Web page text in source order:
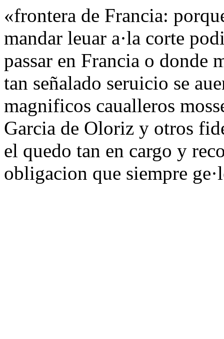
«frontera de Francia:
mandar leuar a·la corte
passar en Francia o donde
tan señalado seruicio se
magnificos caualleros
Garcia de Oloriz y otros
el quedo tan en cargo y
obligacion que siempre